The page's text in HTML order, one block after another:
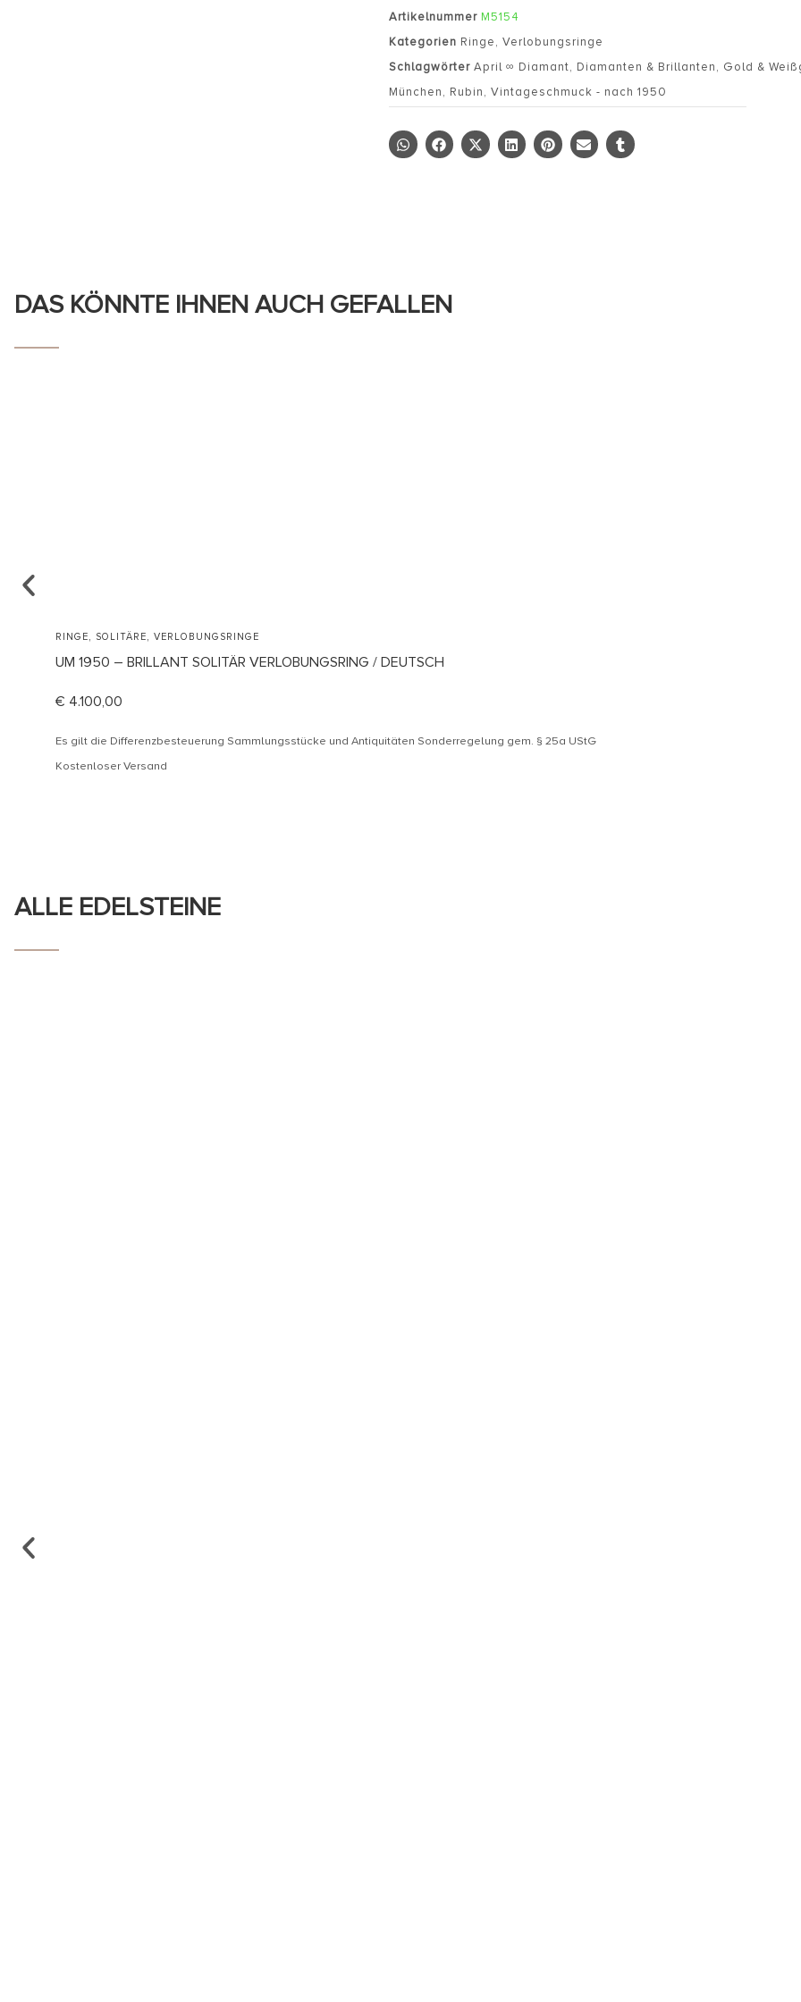
Artikelnummer M5154
Kategorien Ringe,Verlobungsringe
Schlagwörter April ∞ Diamant, Diamanten & Brillanten, Gold &
München, Rubin,Vintageschmuck - nach 1950
DAS KÖNNTE IHNEN AUCH GEFALLEN
RINGE, SOLITÄRE, VERLOBUNGSRINGE
UM 1950 – BRILLANT SOLITÄR VERLOBUNGSRING / DEUTSCH
€ 4.100,00
Es gilt die Differenzbesteuerung Sammlungsstücke und Antiquitäten Sonderregelung gem. § 25a UStG
Kostenloser Versand
ALLE EDELSTEINE